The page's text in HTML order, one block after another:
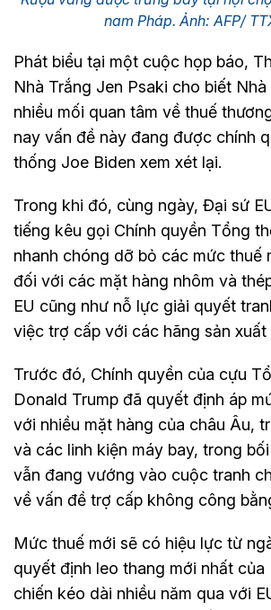
nam Pháp. Ảnh: AFP/
Phát biểu tại một cuộc họp báo,
Nhà Trắng Jen Psaki cho biết
nhiều mối quan tâm về thuế
nay vấn đề này đang được chính
thống Joe Biden xem xét lại.
Trong khi đó, cùng ngày, Đại sứ
tiếng kêu gọi Chính quyền Tổng
nhanh chóng dỡ bỏ các mức thuế
đối với các mặt hàng nhôm và
EU cũng như nỗ lực giải quyết
việc trợ cấp với các hãng sản xuất
Trước đó, Chính quyền của cựu
Donald Trump đã quyết định áp
với nhiều mặt hàng của châu Âu,
và các linh kiện máy bay, trong
vẫn đang vướng vào cuộc tranh
về vấn đề trợ cấp không công
Mức thuế mới sẽ có hiệu lực từ
quyết định leo thang mới nhất
chiến kéo dài nhiều năm qua với